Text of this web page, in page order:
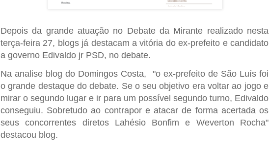
Depois da grande atuação no Debate da Mirante realizado nesta
terça-feira 27, blogs já destacam a vitória do ex-prefeito e candidato
a governo Edivaldo jr PSD, no debate.
Na analise blog do Domingos Costa, "oex-prefeito de São Luís foi
o grande destaque do debate. Se o seu objetivo era voltar ao jogo e
mirar o segundo lugar e ir para um possível segundo turno, Edivaldo
conseguiu. Sobretudo ao contrapor e atacar de forma acertada os
seus concorrentes diretos Lahésio Bonfim e Weverton Rocha"
destacou blog.